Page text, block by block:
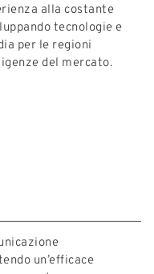
alla costante
tecnologie e
per le regioni
del mercato.
un’efficace